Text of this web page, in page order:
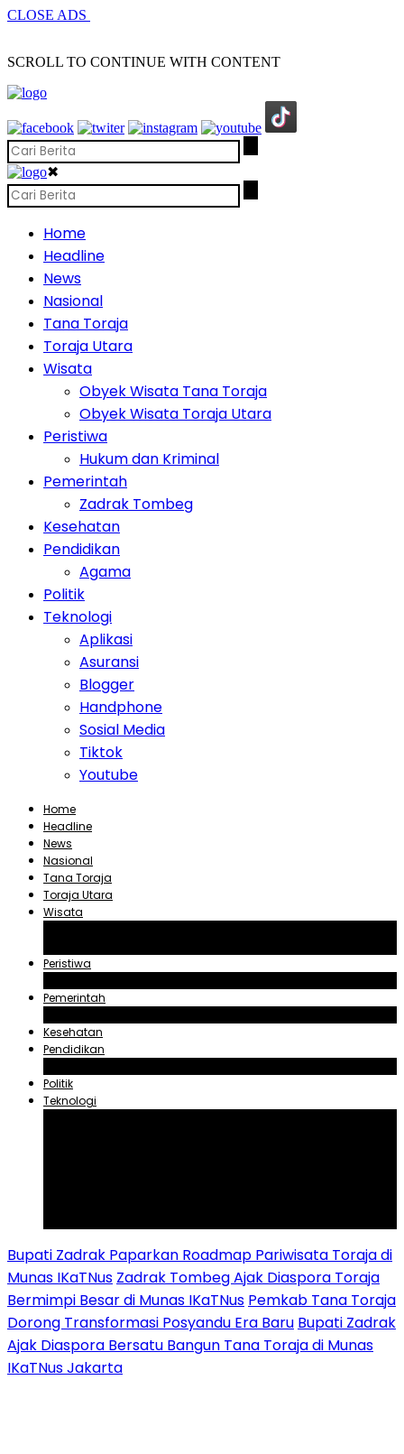
CLOSE ADS
SCROLL TO CONTINUE WITH CONTENT
✖
Home
Headline
News
Nasional
Tana Toraja
Toraja Utara
Wisata
Obyek Wisata Tana Toraja
Obyek Wisata Toraja Utara
Peristiwa
Hukum dan Kriminal
Pemerintah
Zadrak Tombeg
Kesehatan
Pendidikan
Agama
Politik
Teknologi
Aplikasi
Asuransi
Blogger
Handphone
Sosial Media
Tiktok
Youtube
Home
Headline
News
Nasional
Tana Toraja
Toraja Utara
Wisata
Peristiwa
Pemerintah
Kesehatan
Pendidikan
Politik
Teknologi
Bupati Zadrak Paparkan Roadmap Pariwisata Toraja di
Munas IKaTNus Zadrak Tombeg Ajak Diaspora Toraja
Bermimpi Besar di Munas IKaTNus Pemkab Tana Toraja
Dorong Transformasi Posyandu Era Baru Bupati Zadrak
Ajak Diaspora Bersatu Bangun Tana Toraja di Munas
IKaTNus Jakarta